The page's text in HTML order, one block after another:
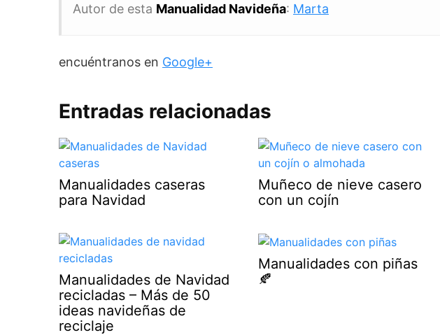
Autor de esta Manualidad Navideña: Marta
encuéntranos en Google+
Entradas relacionadas
Manualidades caseras
para Navidad
Muñeco de nieve casero
con un cojín
Manualidades de Navidad
recicladas – Más de 50
ideas navideñas de
reciclaje
Manualidades con piñas
🍂